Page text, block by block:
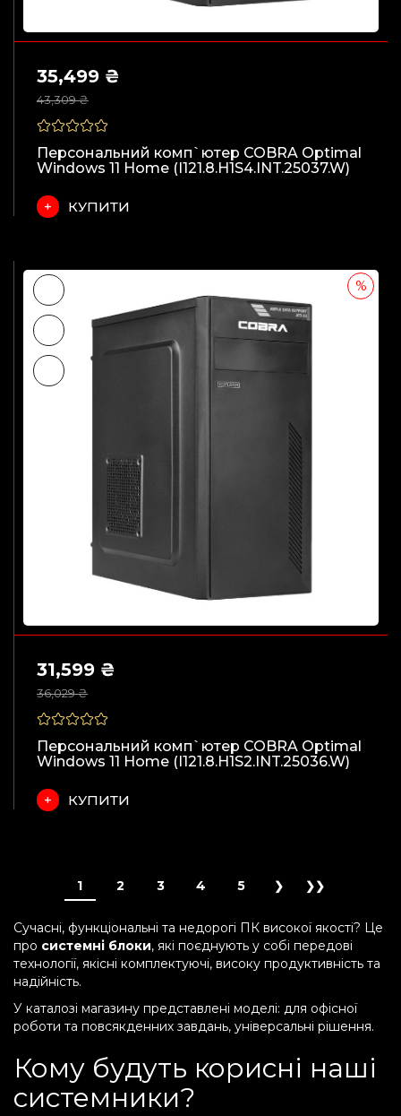
43,309 ₴
35,499 ₴
Персональний комп`ютер COBRA Optimal
Windows 11 Home (I121.8.H1S4.INT.25037.W)
КУПИТИ
36,029 ₴
31,599 ₴
Персональний комп`ютер COBRA Optimal
Windows 11 Home (I121.8.H1S2.INT.25036.W)
КУПИТИ
1 2 3 4 5
Сучасні, функціональні та недорогі ПК високої якості? Це
про системні блоки, які поєднують у собі передові
технології, якісні комплектуючі, високу продуктивність та
надійність.
У каталозі магазину представлені моделі: для офісної
роботи та повсякденних завдань, універсальні рішення.
Кому будуть корисні наші
системники?